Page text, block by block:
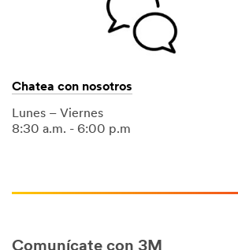
Chatea con nosotros
Lunes – Viernes
8:30 a.m. - 6:00 p.m
Comunícate con 3M